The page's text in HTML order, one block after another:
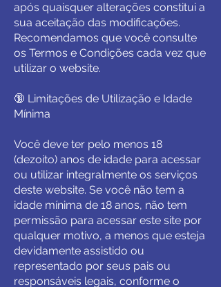
após quaisquer alterações constitui a
sua aceitação das modificações.
Recomendamos que você consulte
os Termos e Condições cada vez que
utilizar o website.
🔞 Limitações de Utilização e Idade
Mínima
Você deve ter pelo menos 18
(dezoito) anos de idade para acessar
ou utilizar integralmente os serviços
deste website. Se você não tem a
idade mínima de 18 anos, não tem
permissão para acessar este site por
qualquer motivo, a menos que esteja
devidamente assistido ou
representado por seus pais ou
responsáveis legais, conforme o